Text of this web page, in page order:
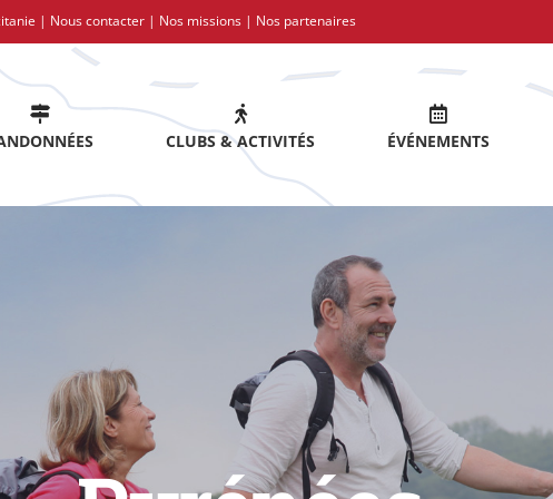
| Nous contacter | Nos missions | Nos partenaires
CLUBS & ACTIVITÉS ÉVÉNEMENTS